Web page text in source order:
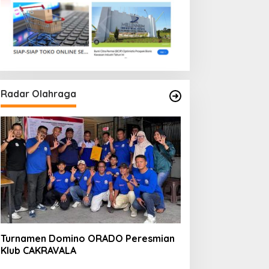
Radar Olahraga
Turnamen Domino ORADO Peresmian
Klub CAKRAVALA